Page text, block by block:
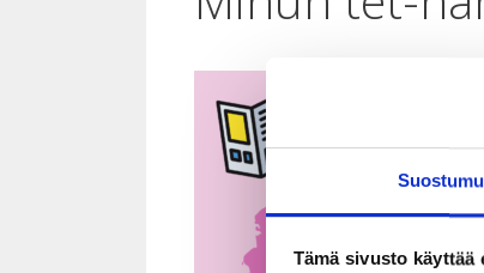
Tämä sivusto käyttää